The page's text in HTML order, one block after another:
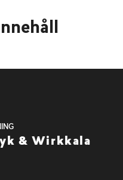
& Wirkkala